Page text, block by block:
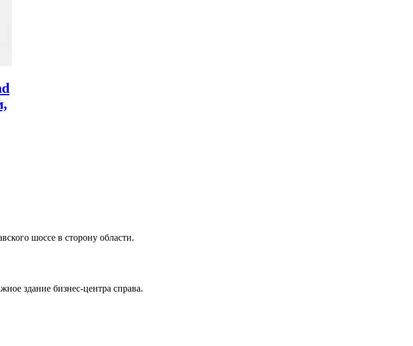
шоссе в сторону области.
здание бизнес-центра справа.